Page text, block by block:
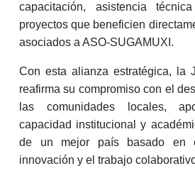
capacitación, asistencia
proyectos que beneficien
asociados a ASO-SUGAMUXI.
Con esta alianza estratégica, la
reafirma su compromiso con el
las comunidades locales,
capacidad institucional y
de un mejor país basado en
innovación y el trabajo